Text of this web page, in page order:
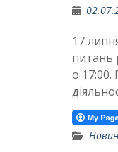
17
питань
о 17:00.